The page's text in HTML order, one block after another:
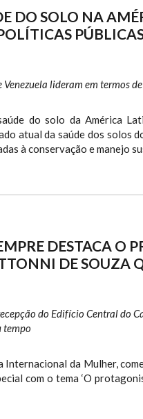
DO SOLO NA
lideram em termos
do solo da América
atual da saúde dos solos
à conservação e manejo
DESTACA O
DE SOUZA
do Edifício Central do
tempo
da Mulher,
com o tema ‘O